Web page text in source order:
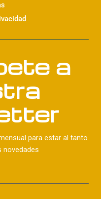
a
para estar al tanto
novedades